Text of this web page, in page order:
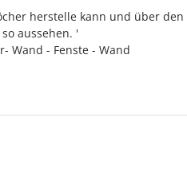
herstelle kann und über den
aussehen. '
Wand - Fenste - Wand